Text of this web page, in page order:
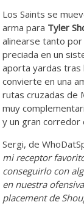
Los Saints se
arma para Tyler
alinearse tanto
preciada en un
aporta yardas tras
convierte en una
rutas cruzadas de
muy
y un gran corredor
Sergi, de
mi receptor
conseguirlo con
en nuestra
placement de